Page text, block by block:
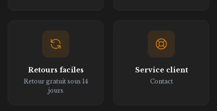
Retours faciles
Retour gratuit sous 14
jours
Service client
Contact